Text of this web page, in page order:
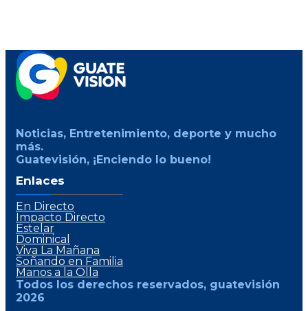
Noticias, Entretenimiento, deporte y mucho
más.
Guatevisión, ¡Enciendo lo bueno!
Enlaces
En Directo
Impacto Directo
Estelar
Dominical
Viva La Mañana
Soñando en Familia
Manos a la Olla
Todos los derechos reservados, guatevisión
2026